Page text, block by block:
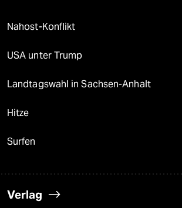
Nahost-Konflikt
USA unter Trump
Landtagswahl in Sachsen-Anhalt
Hitze
Surfen
Verlag